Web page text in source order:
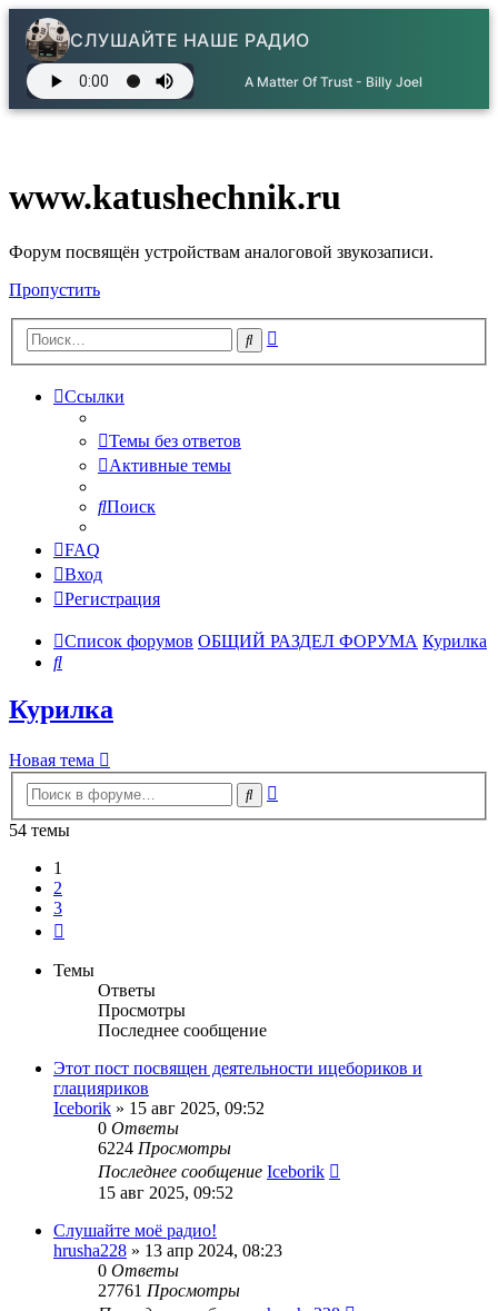
СЛУШАЙТЕ НАШЕ РАДИО
A Matter Of Trust - Billy Joel
www.katushechnik.ru
Форум посвящён устройствам аналоговой звукозаписи.
Пропустить
Поиск
Ссылки
Темы без ответов
Активные темы
Поиск
FAQ
Вход
Регистрация
Список форумов ОБЩИЙ РАЗДЕЛ ФОРУМА Курилка
Поиск
Курилка
Новая тема
Поиск
54 темы
1
2
3
Темы
Ответы
Просмотры
Последнее сообщение
Этот пост посвящен деятельности ицебориков и
глацияриков
Iceborik » 15 авг 2025, 09:52
0 Ответы
6224 Просмотры
Последнее сообщение Iceborik
15 авг 2025, 09:52
Слушайте моё радио!
hrusha228 » 13 апр 2024, 08:23
0 Ответы
27761 Просмотры